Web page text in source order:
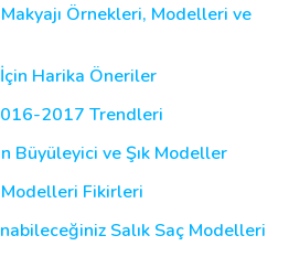
Örnekleri, Modelleri ve
Harika Öneriler
2017 Trendleri
Büyüleyici ve Şık Modeller
Fikirleri
Salık Saç Modelleri